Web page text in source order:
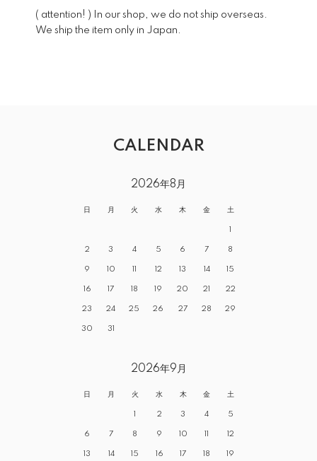
( attention! ) In our shop, we do not ship overseas.
We ship the item only in Japan.
CALENDAR
2026年8月
日 月 火 水 木 金 土
1
2 3 4 5 6 7 8
9 10 11 12 13 14 15
16 17 18 19 20 21 22
23 24 25 26 27 28 29
30 31
2026年9月
日 月 火 水 木 金 土
1 2 3 4 5
6 7 8 9 10 11 12
13 14 15 16 17 18 19